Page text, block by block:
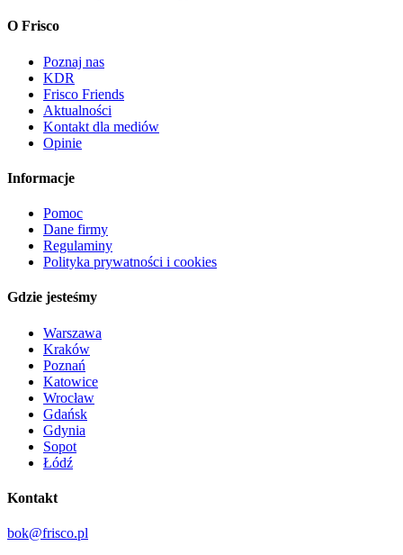
O Frisco
Poznaj nas
KDR
Frisco Friends
Aktualności
Kontakt dla mediów
Opinie
Informacje
Pomoc
Dane firmy
Regulaminy
Polityka prywatności i cookies
Gdzie jesteśmy
Warszawa
Kraków
Poznań
Katowice
Wrocław
Gdańsk
Gdynia
Sopot
Łódź
Kontakt
bok@frisco.pl